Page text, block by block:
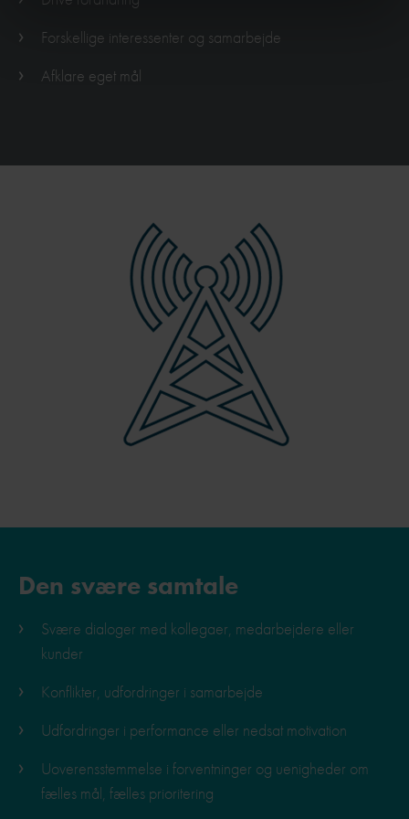
Forskellige interessenter og samarbejde
Afklare eget mål
Den svære samtale
Svære dialoger med kollegaer, medarbejdere eller
kunder
Konflikter, udfordringer i samarbejde
Udfordringer i performance eller nedsat motivation
Uoverensstemmelse i forventninger og uenigheder om
fælles mål, fælles prioritering